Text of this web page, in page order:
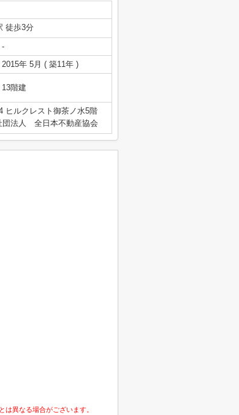
徒歩3分
-
2015年 5月 ( 築11年 )
13階建
ヒルクレスト御茶ノ水5階
団法人 全日本不動産協会
異なる場合がございます。